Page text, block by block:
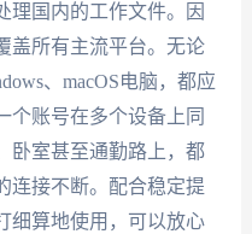
理国内的工作文件。因
盖所有主流平台。无论
、macOS电脑，都应
个账号在多个设备上同
卧室甚至通勤路上，都
连接不断。配合稳定提
细算地使用，可以放心